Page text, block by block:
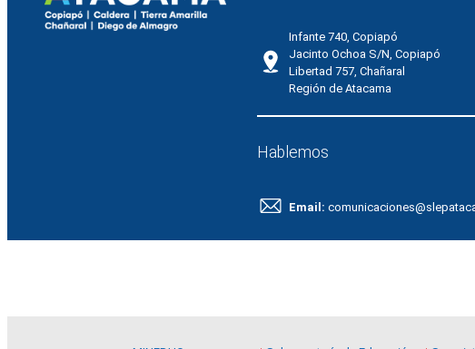
Infante 740, Copiapó
Jacinto Ochoa S/N, Copiapó
Libertad 757, Chañaral
Región de Atacama
Hablemos
Email: